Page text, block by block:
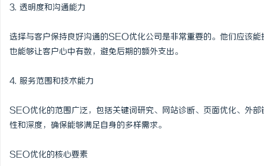
3. 透明度和沟通能力
选择与客户保持良好沟通的SEO优化公司是非常重要的。他们应该
也能够让客户心中有数，避免后期的额外支出。
4. 服务范围和技术能力
SEO优化的范围广泛，包括关键词研究、网站诊断、页面优化、外
性和深度，确保能够满足自身的多样需求。
SEO优化的核心要素